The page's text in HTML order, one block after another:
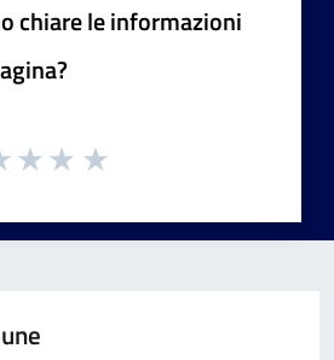
chiare le informazioni